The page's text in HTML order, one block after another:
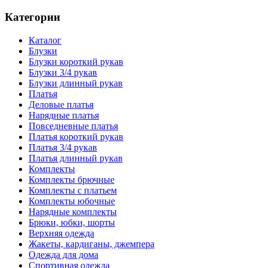
Категории
Каталог
Блузки
Блузки короткий рукав
Блузки 3/4 рукав
Блузки длинный рукав
Платья
Деловые платья
Нарядные платья
Повседневные платья
Платья короткий рукав
Платья 3/4 рукав
Платья длинный рукав
Комплекты
Комплекты брючные
Комплекты с платьем
Комплекты юбочные
Нарядные комплекты
Брюки, юбки, шорты
Верхняя одежда
Жакеты, кардиганы, джемпера
Одежда для дома
Спортивная одежда